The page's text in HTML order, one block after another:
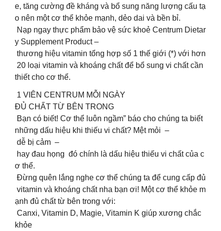
e, tăng cường đề kháng và bổ sung năng lượng cấu tạ
o nên một cơ thể khỏe mạnh, dẻo dai và bền bỉ.
Nạp ngay thực phẩm bảo vệ sức khoẻ Centrum Dietar
y Supplement Product –
thương hiệu vitamin tổng hợp số 1 thế giới (*) với hơn
20 loại vitamin và khoáng chất để bổ sung vi chất cần
thiết cho cơ thể.
1 VIÊN CENTRUM MỖI NGÀY
ĐỦ CHẤT TỪ BÊN TRONG
Bạn có biết! Cơ thể luôn ngầm” báo cho chúng ta biết
những dấu hiệu khi thiếu vi chất? Mệt mỏi ‍ –
dễ bị cảm –
hay đau họng ‍ đó chính là dấu hiệu thiếu vi chất của c
ơ thể.
Đừng quên lắng nghe cơ thể chúng ta để cung cấp đủ
vitamin và khoáng chất nha bạn ơi! Một cơ thể khỏe m
ạnh đủ chất từ bên trong với:
Canxi, Vitamin D, Magie, Vitamin K giúp xương chắc
khỏe